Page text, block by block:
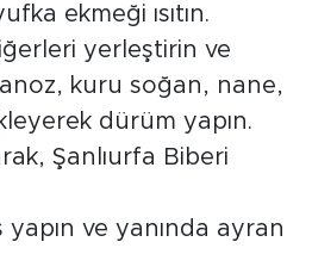
ekmeği ısıtın.
yerleştirin ve
kuru soğan, nane,
dürüm yapın.
Şanlıurfa Biberi
yapın ve yanında ayran